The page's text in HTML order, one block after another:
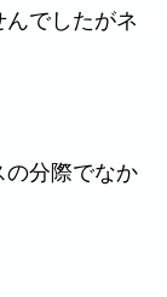
でしたがネ
の分際でなか